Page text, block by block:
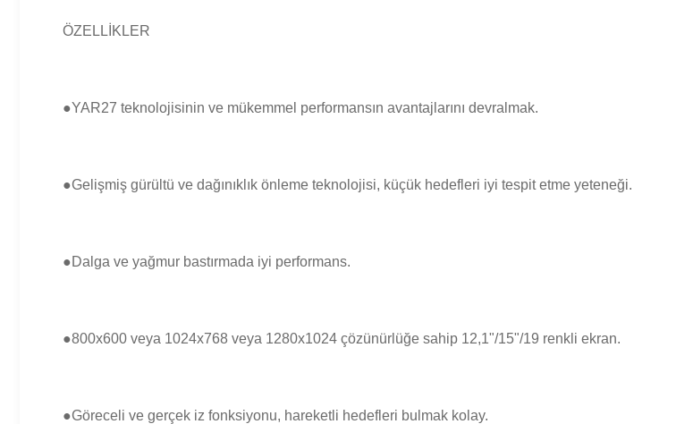
ÖZELLİKLER
●YAR27 teknolojisinin ve mükemmel performansın avantajlarını devralmak.
●Gelişmiş gürültü ve dağınıklık önleme teknolojisi, küçük hedefleri iyi tespit etme yeteneği.
●Dalga ve yağmur bastırmada iyi performans.
●800x600 veya 1024x768 veya 1280x1024 çözünürlüğe sahip 12,1"/15"/19 renkli ekran.
●Göreceli ve gerçek iz fonksiyonu, hareketli hedefleri bulmak kolay.